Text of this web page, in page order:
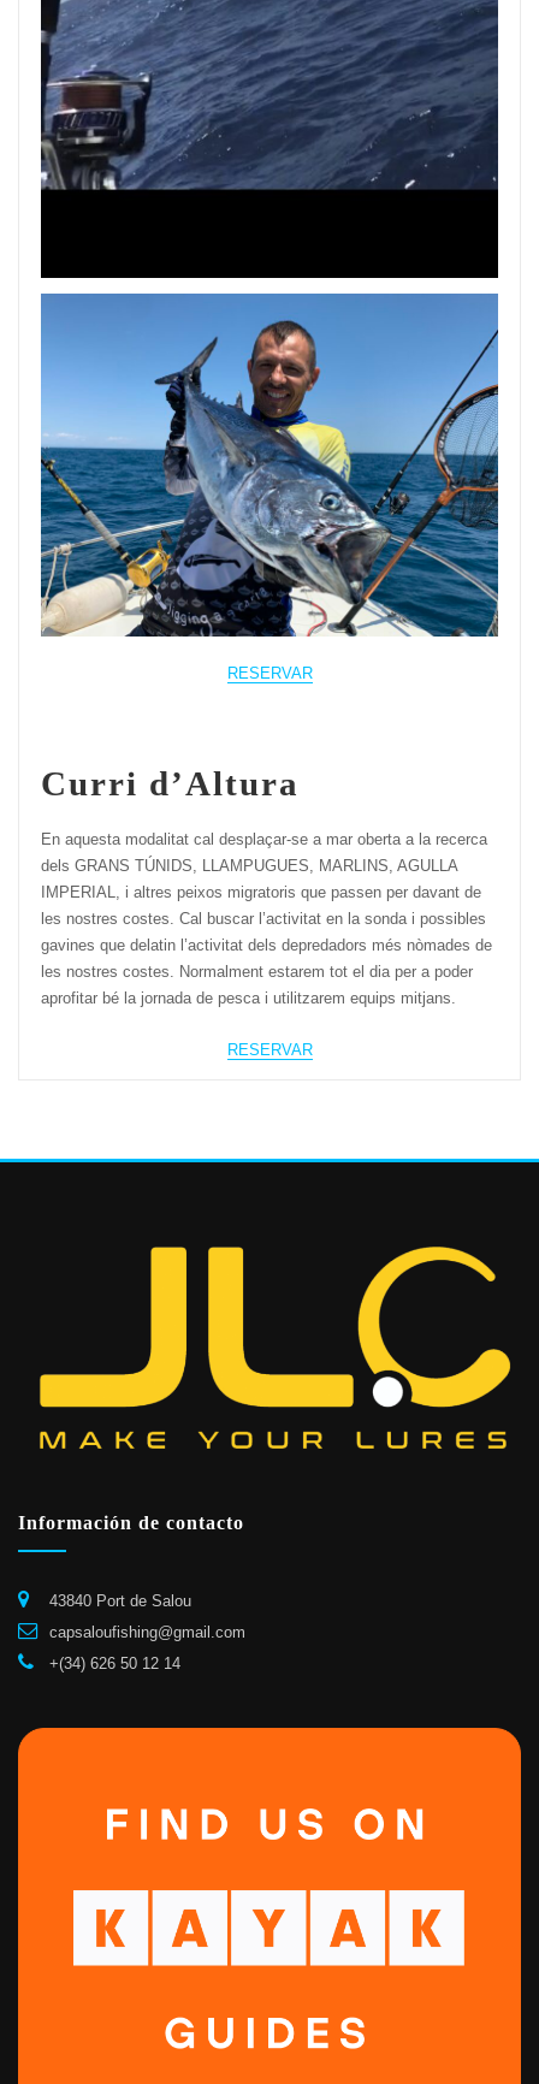
RESERVAR
Curri d’Altura
En aquesta modalitat cal desplaçar-se a mar oberta a la recerca
dels GRANS TÚNIDS, LLAMPUGUES, MARLINS, AGULLA
IMPERIAL, i altres peixos migratoris que passen per davant de
les nostres costes. Cal buscar l’activitat en la sonda i possibles
gavines que delatin l’activitat dels depredadors més nòmades de
les nostres costes. Normalment estarem tot el dia per a poder
aprofitar bé la jornada de pesca i utilitzarem equips mitjans.
RESERVAR
Información de contacto
43840 Port de Salou
capsaloufishing@gmail.com
+(34) 626 50 12 14